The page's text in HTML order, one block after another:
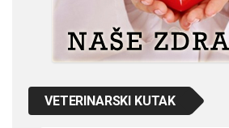
VETERINARSKI KUTAK